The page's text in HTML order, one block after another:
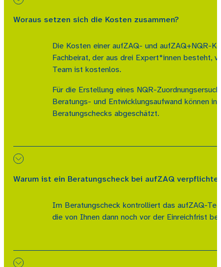
Woraus setzen sich die Kosten zusammen?
Die Kosten einer aufZAQ- und aufZAQ+NQR-
Fachbeirat, der aus drei Expert*innen besteht,
Team ist kostenlos.
Für die Erstellung eines NQR-
Beratungs- und Entwicklungsaufwand können
Beratungschecks abgeschätzt.
Warum ist ein Beratungscheck bei aufZAQ
Im Beratungscheck kontrolliert das aufZAQ-
die von Ihnen dann noch vor der Einreichfrist